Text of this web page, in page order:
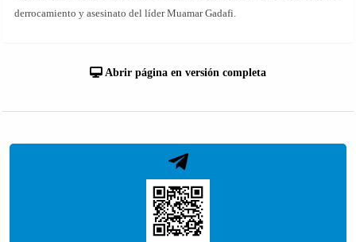
derrocamiento y asesinato del líder Muamar Gadafi.
Abrir página en versión completa